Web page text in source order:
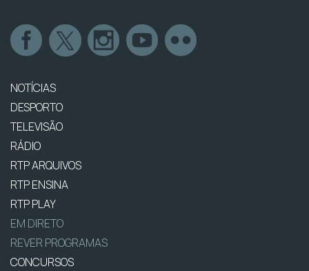
NOTÍCIAS
DESPORTO
TELEVISÃO
RÁDIO
RTP ARQUIVOS
RTP ENSINA
RTP PLAY
EM DIRETO
REVER PROGRAMAS
CONCURSOS